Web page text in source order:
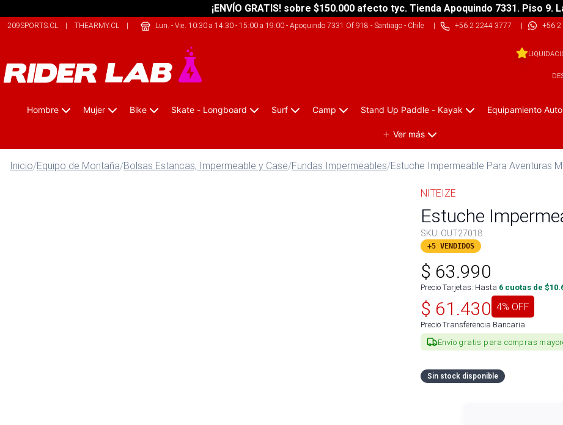
¡ENVÍO GRATIS! sobre $150.000 afecto tyc. Tienda Apoquindo 7331. Piso 9.
209SPORTS.CL | THEARMY.CL | JUSTBIKE.CL
Lun. - Vie. 10:30 a 14:30 - 15:00 a 19:00- Apoquindo 7331 Of 918 - Santiago - Chile| +56 2 2244 3777 | +56 2
Hombre Mujer Bike Skate - Longboard Surf Camp Stand Up Paddle - Kayak Equipamiento Auto
Ver más
Inicio/Equipo de Montaña/Bolsas Estancas, Impermeable y Case/Fundas Impermeables/Estuche Impermeable Para Aventuras
NITEIZE
Estuche
SKU: OUT27018
+5 VENDIDOS
$ 63.990
Precio Tarjetas: Hasta 6 cuotas de $
$ 61.430 4% OFF
Precio Transferencia Bancaria
Envío gratis para compras
Sin stock disponible